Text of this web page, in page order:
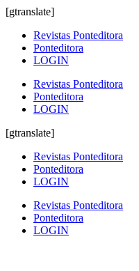
[gtranslate]
Revistas Ponteditora
Ponteditora
LOGIN
Revistas Ponteditora
Ponteditora
LOGIN
[gtranslate]
Revistas Ponteditora
Ponteditora
LOGIN
Revistas Ponteditora
Ponteditora
LOGIN